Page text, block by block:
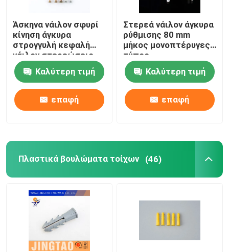
Άσκηνα νάιλον σφυρί
κίνηση άγκυρα
στρογγυλή κεφαλή
νάιλον στερεώσεις
πλαίσιο
Καλύτερη τιμή
επαφή
Στερεά νάιλον άγκυρα
ρύθμισης 80 mm
μήκος μονοπτέρυγες
τύπος
Καλύτερη τιμή
επαφή
Πλαστικά βουλώματα τοίχων (46)